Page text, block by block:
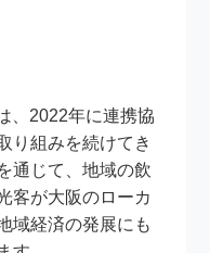
、2022年に連携協
り組みを続けてき
通じて、地域の飲
客が大阪のローカ
域経済の発展にも